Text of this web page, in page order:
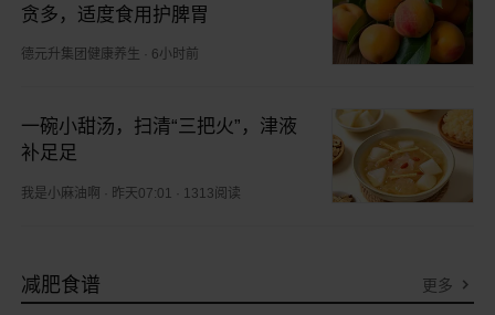
贪多，适度食用护脾胃
德元升集团健康养生 6小时前
一碗小甜汤，扫清“三把火”，津液
补足足
我是小麻油啊 昨天07:01 1313阅读
减肥食谱 更多